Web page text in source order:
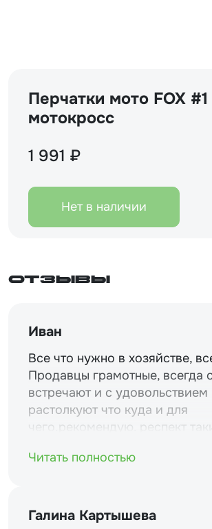
Перчатки мото FOX #1
мотокросс
1 991 ₽
Нет в наличии
Отзывы
Иван
Все что нужно в хозяйстве,
Продавцы грамотные, всегда
встречают и с удовольствием
растолкуют что куда и для
чего.рекомендую. респект
Читать полностью
Галина Картышева